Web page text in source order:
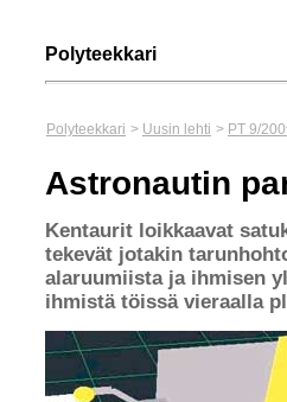
Polyteekkari
Polyteekkari > Uusin lehti > PT 9/
Astronautin
Kentaurit loikkaavat
tekevät jotakin
alaruumiista ja ihmisen
ihmistä töissä vieraalla